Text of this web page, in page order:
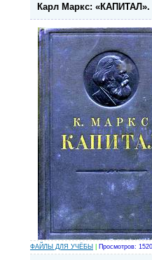
Карл Маркс:
ФАЙЛЫ ДЛЯ УЧЁБЫ Просмотров: